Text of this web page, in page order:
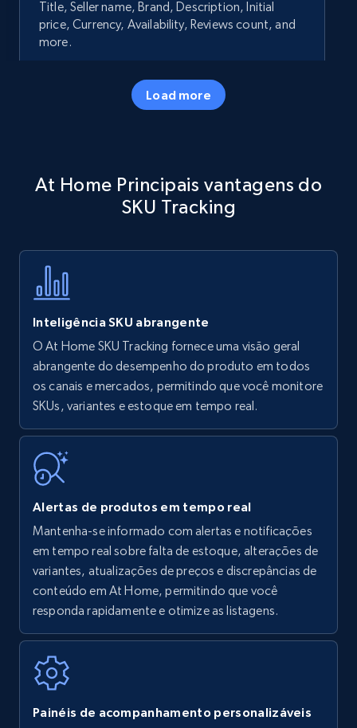
Title, Seller name, Brand, Description, Initial
price, Currency, Availability, Reviews count, and
more.
5.7K+ Comece agora
specific keywords
Title, Seller name, Brand, Description, Initial
Amazon products - find products by using
upc numbers
Title, Seller name, Brand, Description, Initial
price, Currency, Availability, Reviews count, and
35.3K+
Amazon Reviews
URL, Product name, Product rating, Product
rating object, Product rating max, Rating,
7.4K+
Load more
At Home Principais vantagens do
SKU Tracking
Inteligência SKU abrangente
O At Home SKU Tracking fornece uma visão geral
abrangente do desempenho do produto em todos
os canais e mercados, permitindo que você monitore
SKUs, variantes e estoque em tempo real.
Alertas de produtos em tempo real
Mantenha-se informado com alertas e notificações
em tempo real sobre falta de estoque, alterações de
variantes, atualizações de preços e discrepâncias de
conteúdo em At Home, permitindo que você
responda rapidamente e otimize as listagens.
Painéis de acompanhamento personalizáveis